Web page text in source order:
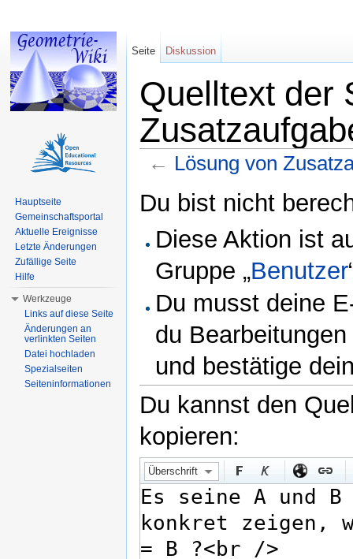
Quelltext der
← Lösung von
Du bist nicht
Diese Aktion ist
Gruppe „Benutzer
Du musst deine
du
und bestätige
Du kannst den
kopieren:
Überschrift
Seite Diskussion
Hauptseite
Gemeinschaftsportal
Aktuelle Ereignisse
Letzte Änderungen
Zufällige Seite
Hilfe
Werkzeuge
Links auf diese Seite
Änderungen an
verlinkten Seiten
Datei hochladen
Spezialseiten
Seiteninformationen